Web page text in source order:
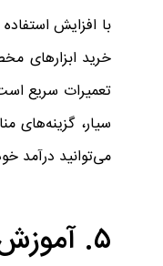
با افزایش
خرید ابزارهای
تعمیرات سریع
سیار، گزینه‌های
می‌توانید درآمد
۵. آموزش آنلاین؛ کسب درآمد از دانش و مهارت